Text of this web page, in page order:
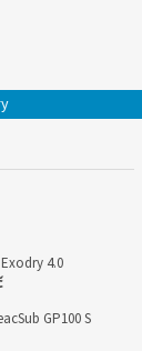
4.0
GP100 S